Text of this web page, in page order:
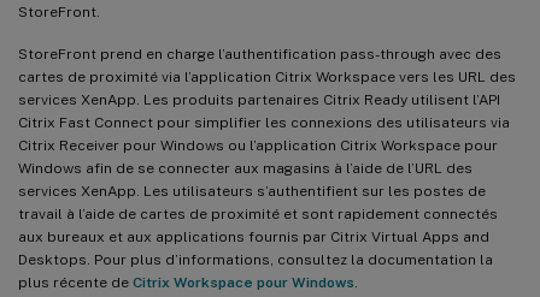
StoreFront.
StoreFront prend en charge l’authentification pass-through avec des
cartes de proximité via l’application Citrix Workspace vers les URL des
services XenApp. Les produits partenaires Citrix Ready utilisent l’API
Citrix Fast Connect pour simplifier les connexions des utilisateurs via
Citrix Receiver pour Windows ou l’application Citrix Workspace pour
Windows afin de se connecter aux magasins à l’aide de l’URL des
services XenApp. Les utilisateurs s’authentifient sur les postes de
travail à l’aide de cartes de proximité et sont rapidement connectés
aux bureaux et aux applications fournis par Citrix Virtual Apps and
Desktops. Pour plus d’informations, consultez la documentation la
plus récente de Citrix Workspace pour Windows